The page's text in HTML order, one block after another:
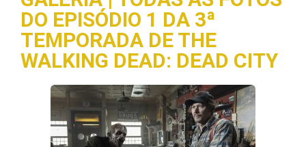
DO EPISÓDIO 1 DA 3ª
TEMPORADA DE THE
WALKING DEAD: DEAD CITY